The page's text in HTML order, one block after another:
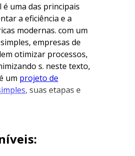
uma das principais
a eficiência e a
modernas. com um
empresas de
otimizar processos,
s. neste texto,
um projeto de
, suas etapas e
se ao uso de